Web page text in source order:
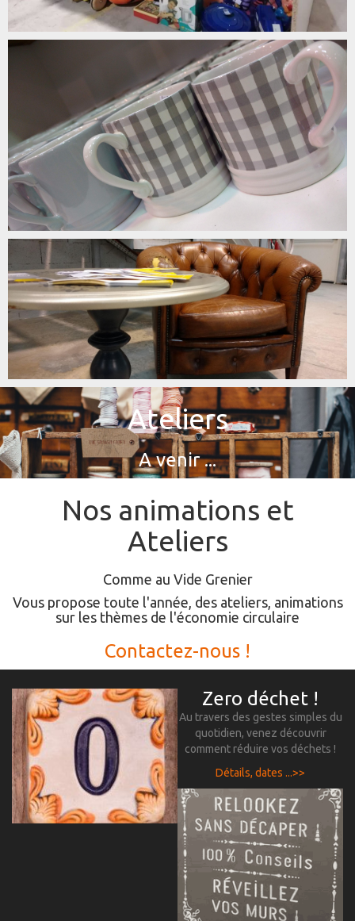
Ateliers
A venir ...
Nos animations et
Ateliers
Comme au Vide Grenier
Vous propose toute l'année, des ateliers, animations
sur les thèmes de l'économie circulaire
Contactez-nous !
Zero déchet !
Au travers des gestes simples du
quotidien, venez découvrir
comment réduire vos déchets !
Détails, dates ...>>